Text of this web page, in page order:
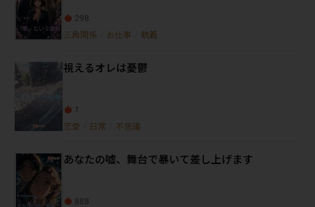
298
三角関係 お仕事 執着
視えるオレは憂鬱
1
恋愛 日常 不思議
あなたの嘘、舞台で暴いて差し上げます
888